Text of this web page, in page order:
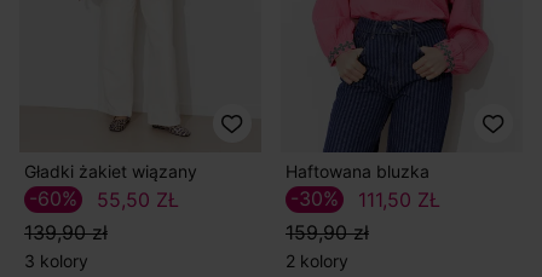
Gładki żakiet wiązany
55,50 ZŁ
139,90 zł
-60%
3 kolory
Haftowana bluzka
111,50 ZŁ
159,90 zł
-30%
2 kolory